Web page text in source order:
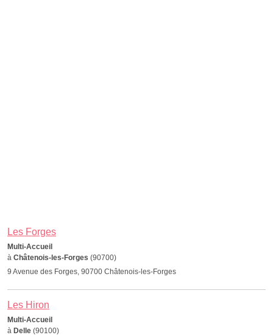
Les Forges
Multi-Accueil
à Châtenois-les-Forges (90700)
9 Avenue des Forges, 90700 Châtenois-les-Forges
Les Hiron
Multi-Accueil
à Delle (90100)